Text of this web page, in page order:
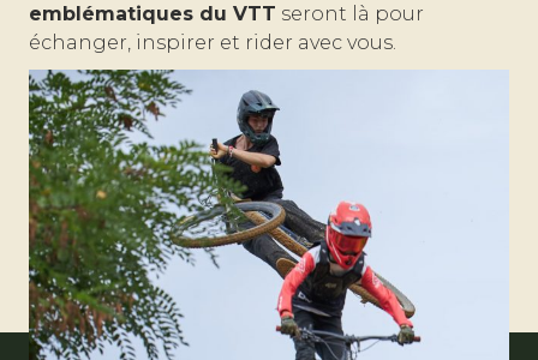
emblématiques du VTT seront là pour
échanger, inspirer et rider avec vous.